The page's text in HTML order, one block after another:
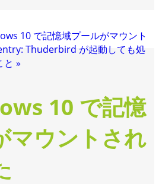
10 で記憶域プールがマウント
Thuderbird が起動しても処
と »
10 で記憶
マウントされ